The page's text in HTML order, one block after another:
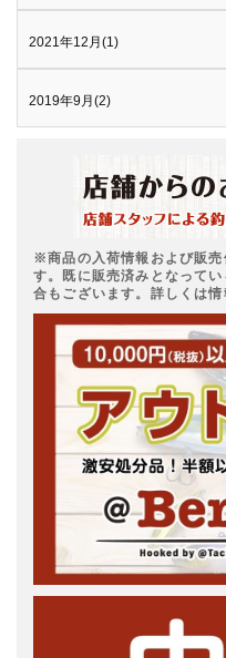
2021年12月(1)
2019年9月(2)
※商品の入荷情報および販売
す。既に販売済みとなって
合もございます。詳しくは